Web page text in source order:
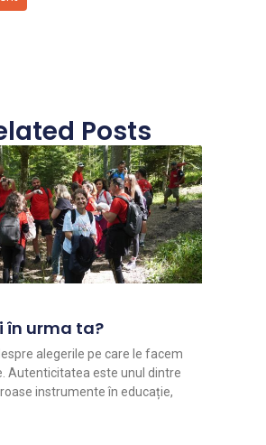
Posts
în urma ta?
alegerile pe care le facem
Autenticitatea este unul dintre
instrumente în educație,